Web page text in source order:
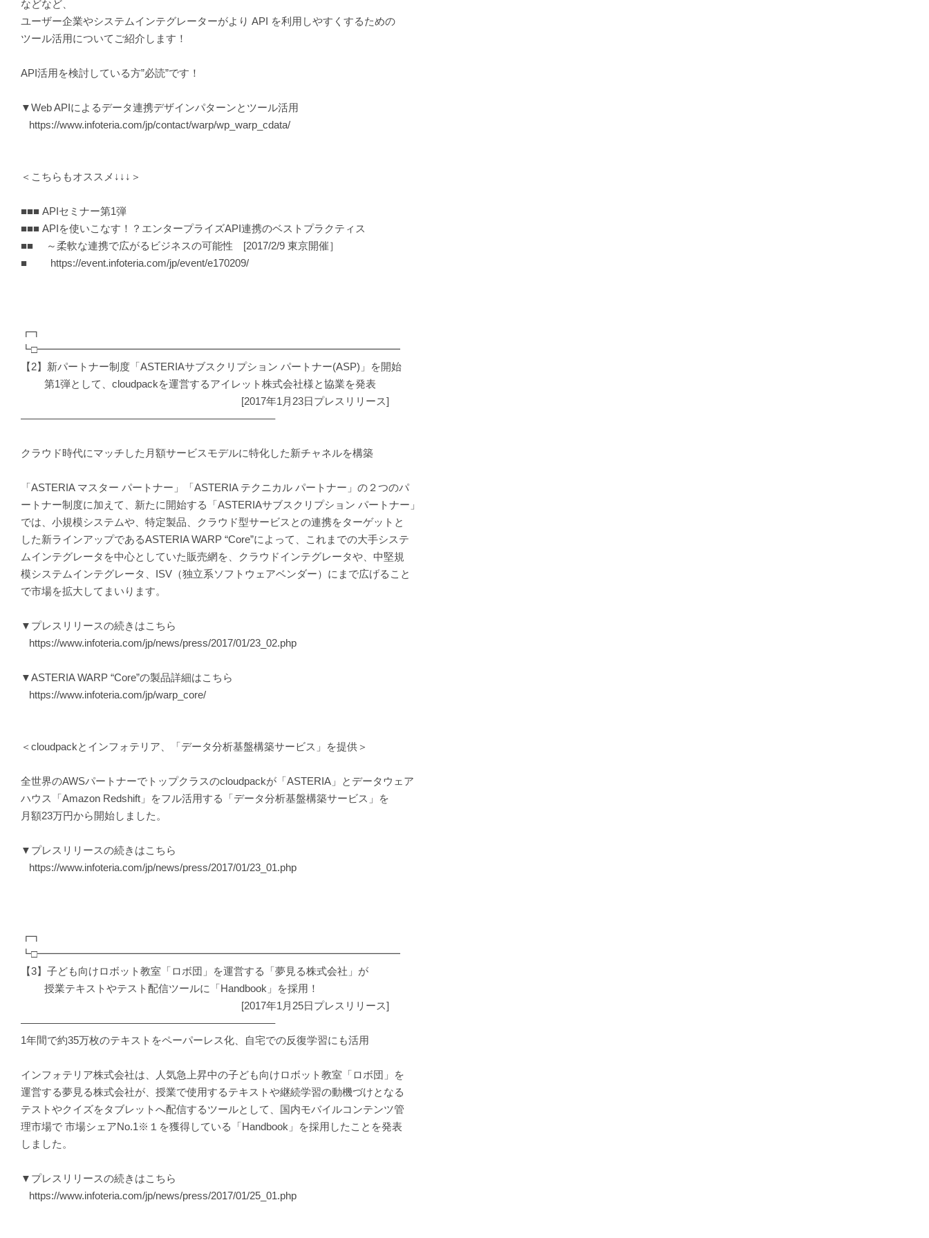
などなど、
ユーザー企業やシステムインテグレーターがより API を利用しやすくするための
ツール活用についてご紹介します！
API活用を検討している方”必読”です！
▼Web APIによるデータ連携デザインパターンとツール活用
https://www.infoteria.com/jp/contact/warp/wp_warp_cdata/
＜こちらもオススメ↓↓↓＞
■■■ APIセミナー第1弾
■■■ APIを使いこなす！？エンタープライズAPI連携のベストプラクティス
■■ ～柔軟な連携で広がるビジネスの可能性 [2017/2/9 東京開催］
■ https://event.infoteria.com/jp/event/e170209/
┏┓
┗□━━━━━━━━━━━━━━━━━━━━━━━━━━━━━━━━━━━
【2】新パートナー制度「ASTERIAサブスクリプション パートナー(ASP)」を開始
第1弾として、cloudpackを運営するアイレット株式会社様と協業を発表
[2017年1月23日プレスリリース]
————————————————————————–
クラウド時代にマッチした月額サービスモデルに特化した新チャネルを構築
「ASTERIA マスター パートナー」「ASTERIA テクニカル パートナー」の２つのパ
ートナー制度に加えて、新たに開始する「ASTERIAサブスクリプション パートナー」
では、小規模システムや、特定製品、クラウド型サービスとの連携をターゲットと
した新ラインアップであるASTERIA WARP “Core”によって、これまでの大手システ
ムインテグレータを中心としていた販売網を、クラウドインテグレータや、中堅規
模システムインテグレータ、ISV（独立系ソフトウェアベンダー）にまで広げること
で市場を拡大してまいります。
▼プレスリリースの続きはこちら
https://www.infoteria.com/jp/news/press/2017/01/23_02.php
▼ASTERIA WARP “Core”の製品詳細はこちら
https://www.infoteria.com/jp/warp_core/
＜cloudpackとインフォテリア、「データ分析基盤構築サービス」を提供＞
全世界のAWSパートナーでトップクラスのcloudpackが「ASTERIA」とデータウェア
ハウス「Amazon Redshift」をフル活用する「データ分析基盤構築サービス」を
月額23万円から開始しました。
▼プレスリリースの続きはこちら
https://www.infoteria.com/jp/news/press/2017/01/23_01.php
┏┓
┗□━━━━━━━━━━━━━━━━━━━━━━━━━━━━━━━━━━━
【3】子ども向けロボット教室「ロボ団」を運営する「夢見る株式会社」が
授業テキストやテスト配信ツールに「Handbook」を採用！
[2017年1月25日プレスリリース]
————————————————————————–
1年間で約35万枚のテキストをペーパーレス化、自宅での反復学習にも活用
インフォテリア株式会社は、人気急上昇中の子ども向けロボット教室「ロボ団」を
運営する夢見る株式会社が、授業で使用するテキストや継続学習の動機づけとなる
テストやクイズをタブレットへ配信するツールとして、国内モバイルコンテンツ管
理市場で 市場シェアNo.1※１を獲得している「Handbook」を採用したことを発表
しました。
▼プレスリリースの続きはこちら
https://www.infoteria.com/jp/news/press/2017/01/25_01.php